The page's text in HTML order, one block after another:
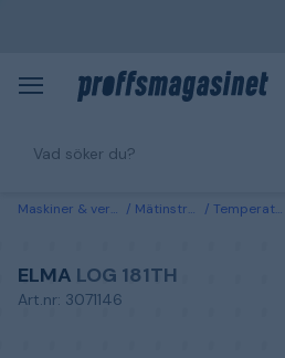
Maskiner & verktyg Mätinstrument Temperaturmätare
ELMA LOG 181TH
Art.nr: 3071146